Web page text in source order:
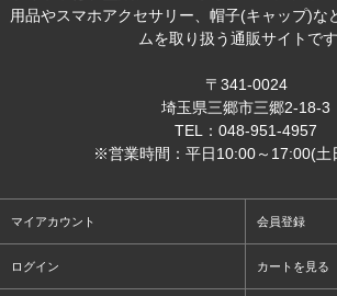
用品やスマホアクセサリー、帽子(キャップ)な
ムを取り扱う通販サイトです
〒341-0024
埼玉県三郷市三郷2-18-3
TEL：048-951-4957
※営業時間：平日10:00～17:00(土
マイアカウント 会員登録
ログイン カートを見る